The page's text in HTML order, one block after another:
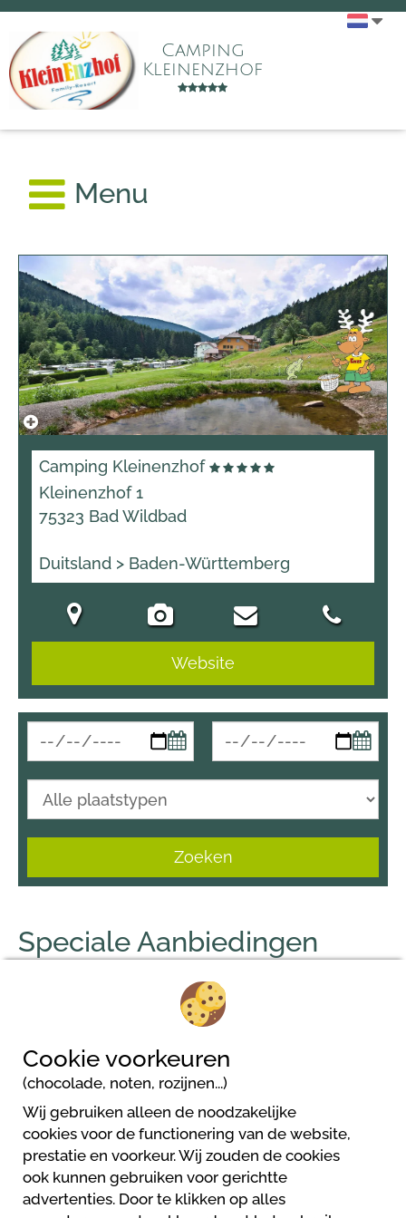
Camping
Kleinenzhof
Menu
Camping Kleinenzhof
Kleinenzhof 1
75323 Bad Wildbad
Duitsland > Baden-Württemberg
Website
Zoeken
Speciale Aanbiedingen
Geen resultaat
Camping Kleinenzhof
Kleinenzhof 1
75323 Bad Wildbad
Cookie voorkeuren
(chocolade, noten, rozijnen...)
Wij gebruiken alleen de noodzakelijke
cookies voor de functionering van de website,
prestatie en voorkeur. Wij zouden de cookies
ook kunnen gebruiken voor gerichtte
advertenties. Door te klikken op alles